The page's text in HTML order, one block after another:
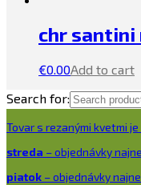
chr santini
€0.00Add to cart
Search for:
Tovar s rezanými kvetmi
streda – objednávky
piatok – objednávky